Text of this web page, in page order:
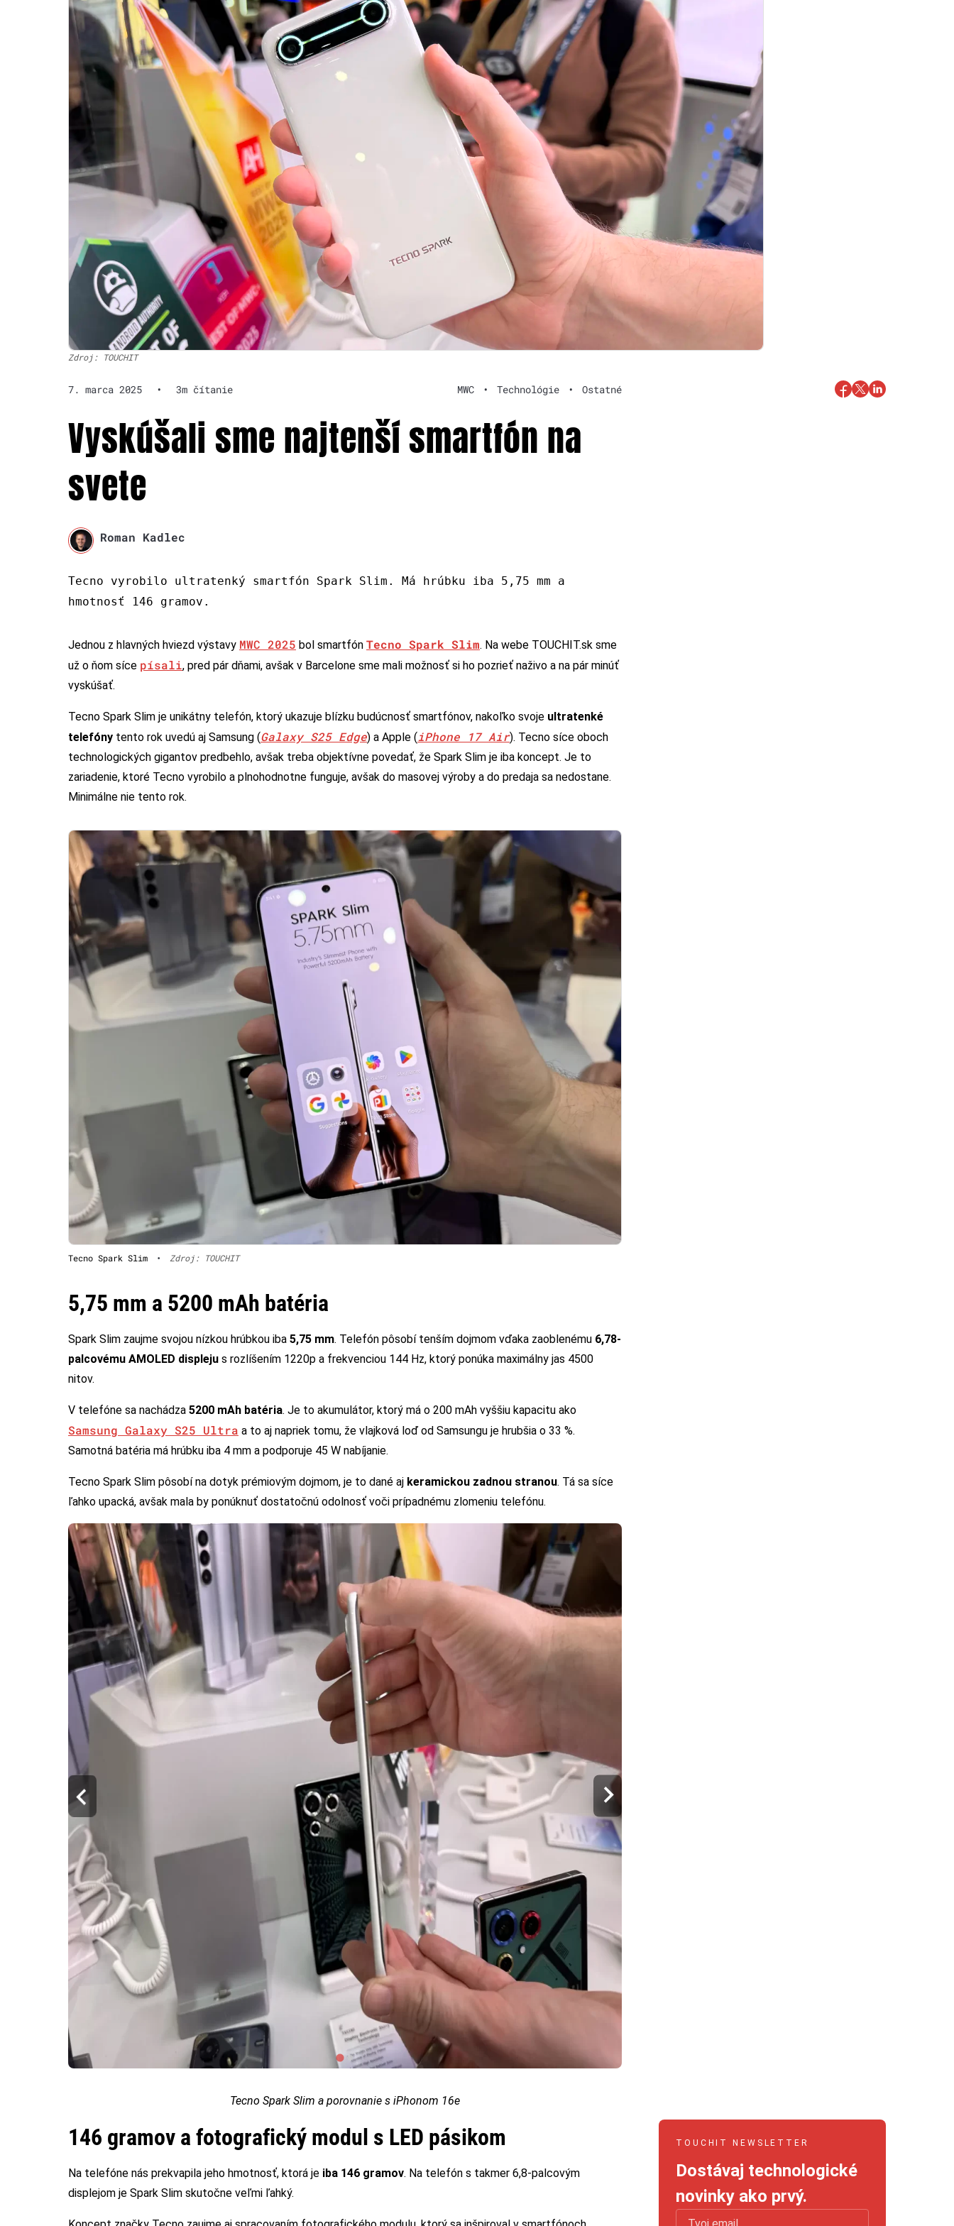
Zdroj: TOUCHIT
7. marca 2025 • 3m čítanie MWC • Technológie • Ostatné
Vyskúšali sme najtenší smartfón na
svete
Roman Kadlec
Tecno vyrobilo ultratenký smartfón Spark Slim. Má hrúbku iba 5,75 mm a
hmotnosť 146 gramov.
Jednou z hlavných hviezd výstavy MWC 2025 bol smartfón Tecno Spark Slim. Na webe TOUCHIT.sk sme
už o ňom síce písali, pred pár dňami, avšak v Barcelone sme mali možnosť si ho pozrieť naživo a na pár minúť
vyskúšať.
Tecno Spark Slim je unikátny telefón, ktorý ukazuje blízku budúcnosť smartfónov, nakoľko svoje ultratenké
telefóny tento rok uvedú aj Samsung (Galaxy S25 Edge) a Apple (iPhone 17 Air). Tecno síce oboch
technologických gigantov predbehlo, avšak treba objektívne povedať, že Spark Slim je iba koncept. Je to
zariadenie, ktoré Tecno vyrobilo a plnohodnotne funguje, avšak do masovej výroby a do predaja sa nedostane.
Minimálne nie tento rok.
Tecno Spark Slim • Zdroj: TOUCHIT
5,75 mm a 5200 mAh batéria
Spark Slim zaujme svojou nízkou hrúbkou iba 5,75 mm. Telefón pôsobí tenším dojmom vďaka zaoblenému 6,78-
palcovému AMOLED displeju s rozlíšením 1220p a frekvenciou 144 Hz, ktorý ponúka maximálny jas 4500
nitov.
V telefóne sa nachádza 5200 mAh batéria. Je to akumulátor, ktorý má o 200 mAh vyššiu kapacitu ako
Samsung Galaxy S25 Ultra a to aj napriek tomu, že vlajková loď od Samsungu je hrubšia o 33 %.
Samotná batéria má hrúbku iba 4 mm a podporuje 45 W nabíjanie.
Tecno Spark Slim pôsobí na dotyk prémiovým dojmom, je to dané aj keramickou zadnou stranou. Tá sa síce
ľahko upacká, avšak mala by ponúknuť dostatočnú odolnosť voči prípadnému zlomeniu telefónu.
Tecno Spark Slim a porovnanie s iPhonom 16e
146 gramov a fotografický modul s LED pásikom
Na telefóne nás prekvapila jeho hmotnosť, ktorá je iba 146 gramov. Na telefón s takmer 6,8-palcovým
displejom je Spark Slim skutočne veľmi ľahký.
TOUCHIT NEWSLETTER
Dostávaj technologické
novinky ako prvý.